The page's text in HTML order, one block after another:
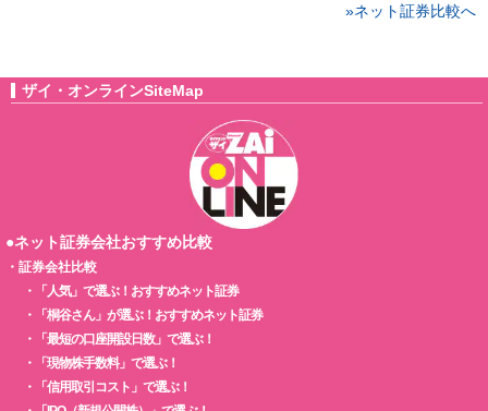
»ネット証券比較へ
ザイ・オンラインSiteMap
●ネット証券会社おすすめ比較
・ 証券会社比較
・
「人気」で選ぶ！おすすめネット証券
・
「桐谷さん」が選ぶ！おすすめネット証券
・
「最短の口座開設日数」で選ぶ！
・
「現物株手数料」で選ぶ！
・
「信用取引コスト」で選ぶ！